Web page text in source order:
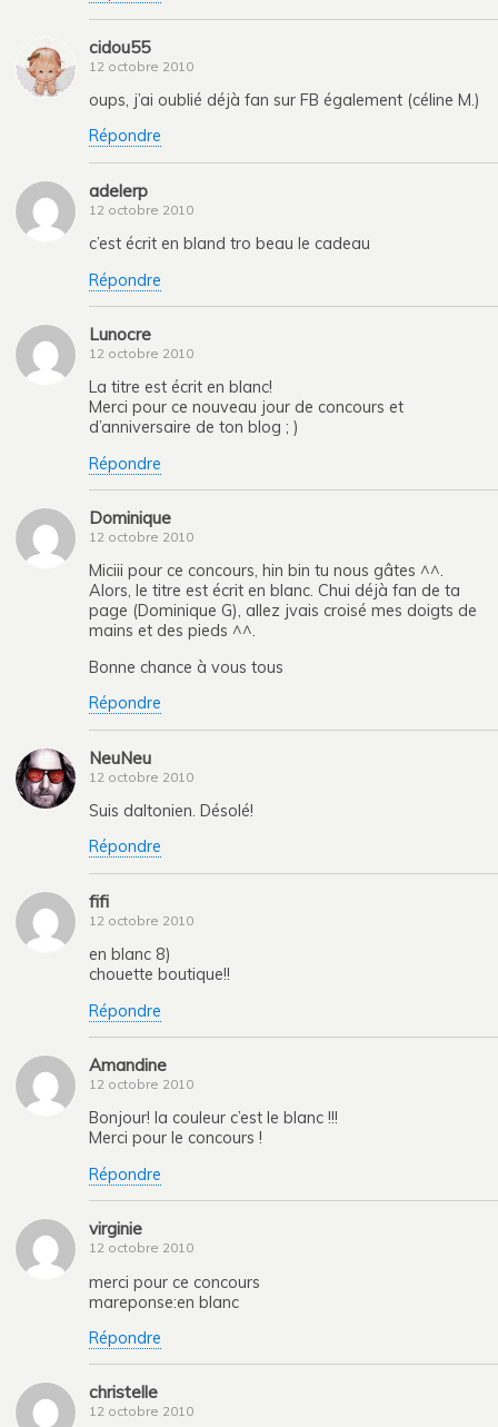
cidou55
12 octobre 2010
oups, j’ai oublié déjà fan sur FB également (céline M.)
Répondre
adelerp
12 octobre 2010
c’est écrit en bland tro beau le cadeau
Répondre
Lunocre
12 octobre 2010
La titre est écrit en blanc!
Merci pour ce nouveau jour de concours et
d’anniversaire de ton blog ; )
Répondre
Dominique
12 octobre 2010
Miciii pour ce concours, hin bin tu nous gâtes ^^.
Alors, le titre est écrit en blanc. Chui déjà fan de ta
page (Dominique G), allez jvais croisé mes doigts de
mains et des pieds ^^.
Bonne chance à vous tous
Répondre
NeuNeu
12 octobre 2010
Suis daltonien. Désolé!
Répondre
fifi
12 octobre 2010
en blanc 8)
chouette boutique!!
Répondre
Amandine
12 octobre 2010
Bonjour! la couleur c’est le blanc !!!
Merci pour le concours !
Répondre
virginie
12 octobre 2010
merci pour ce concours
mareponse:en blanc
Répondre
christelle
12 octobre 2010